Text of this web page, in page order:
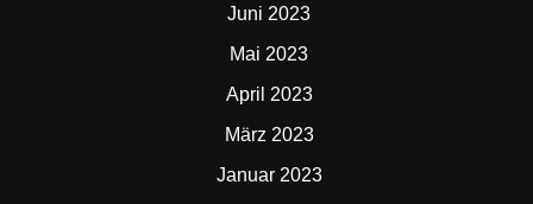
Juni 2023
Mai 2023
April 2023
März 2023
Januar 2023